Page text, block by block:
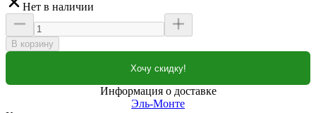
Нет в наличии
В корзину
Хочу скидку!
Информация о доставке
Эль-Монте